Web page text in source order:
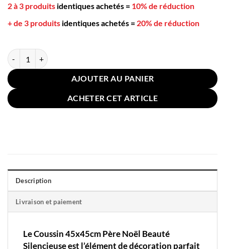
2 à 3 produits identiques achetés = 10% de réduction
+ de 3 produits identiques achetés = 20% de réduction
quantité de Le Coussin 45x45cm Père Noël Beauté Silencieuse
AJOUTER AU PANIER
ACHETER CET ARTICLE
Description
Livraison et paiement
Le Coussin 45x45cm Père Noël Beauté
Silencieuse est l’élément de décoration parfait